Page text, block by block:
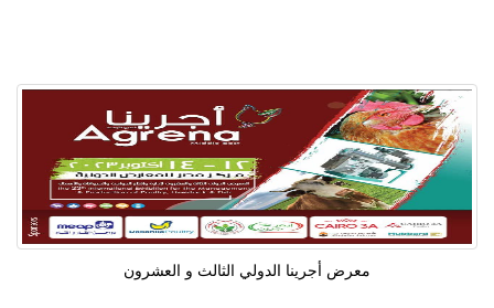
معرض أجرينا الدولي الثالث و العشرون